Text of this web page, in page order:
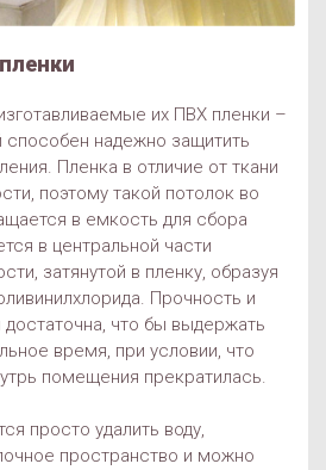
их ПВХ пленки –
способен надежно защитить
Пленка в отличие от ткани
поэтому такой потолок во
в емкость для сбора
в центральной части
затянутой в пленку, образуя
Прочность и
достаточна, что бы выдержать
время, при условии, что
помещения прекратилась.
просто удалить воду,
пространство и можно